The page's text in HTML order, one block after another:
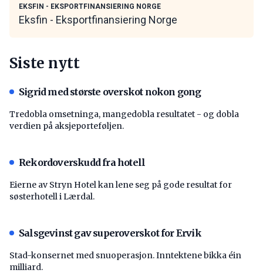
EKSFIN - EKSPORTFINANSIERING NORGE
Eksfin - Eksportfinansiering Norge
Siste nytt
Sigrid med største overskot nokon gong
Tredobla omsetninga, mangedobla resultatet - og dobla
verdien på aksjeporteføljen.
Rekordoverskudd fra hotell
Eierne av Stryn Hotel kan lene seg på gode resultat for
søsterhotell i Lærdal.
Salsgevinst gav superoverskot for Ervik
Stad-konsernet med snuoperasjon. Inntektene bikka éin
milliard.